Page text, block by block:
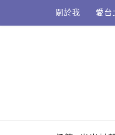
content
關於我 愛台